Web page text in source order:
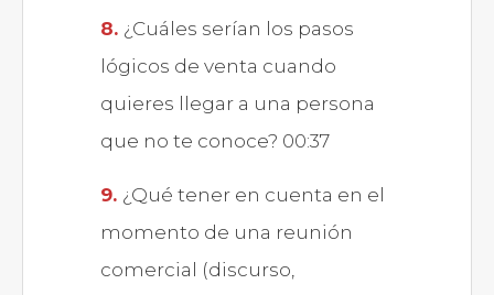
¿Cuáles serían los pasos
lógicos de venta cuando
quieres llegar a una persona
que no te conoce? 00:37
¿Qué tener en cuenta en el
momento de una reunión
comercial (discurso,